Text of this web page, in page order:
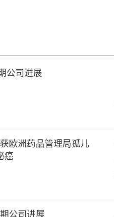
公司进展
欧洲药品管理局孤儿
癌
公司进展